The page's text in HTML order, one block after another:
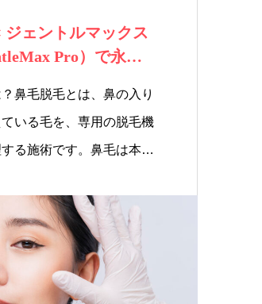
ジェントルマックス
Pro）で永…
鼻毛脱毛とは、鼻の入り
いる毛を、専用の脱毛機
る施術です。鼻毛は本…